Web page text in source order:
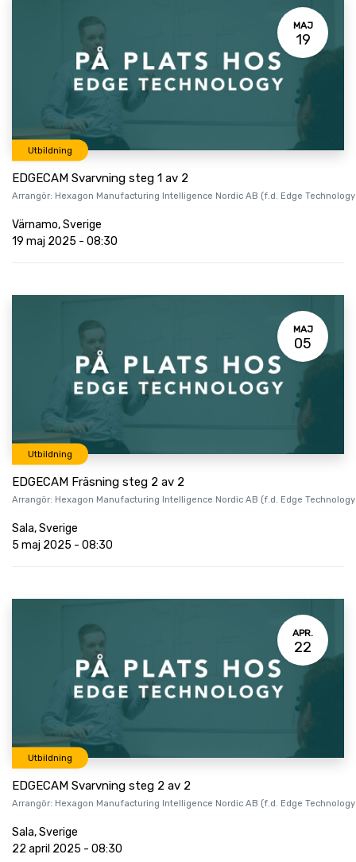
MAJ
19
Utbildning
EDGECAM Svarvning steg 1 av 2
Arrangör: Hexagon Manufacturing Intelligence Nordic AB (f.d. Edge
Värnamo,Sverige
19 maj 2025 - 08:30
MAJ
05
Utbildning
EDGECAM Fräsning steg 2 av 2
Arrangör: Hexagon Manufacturing Intelligence Nordic AB (f.d. Edge
Sala,Sverige
5 maj 2025 - 08:30
APR.
22
Utbildning
EDGECAM Svarvning steg 2 av 2
Arrangör: Hexagon Manufacturing Intelligence Nordic AB (f.d. Edge
Sala,Sverige
22 april 2025 - 08:30